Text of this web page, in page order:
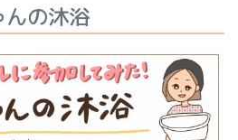
の沐浴